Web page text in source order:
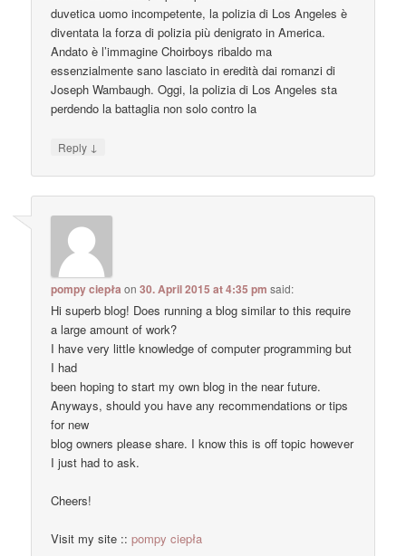
duvetica uomo incompetente, la polizia di Los Angeles è
diventata la forza di polizia più denigrato in America.
Andato è l’immagine Choirboys ribaldo ma
essenzialmente sano lasciato in eredità dai romanzi di
Joseph Wambaugh. Oggi, la polizia di Los Angeles sta
perdendo la battaglia non solo contro la
Reply ↓
pompy ciepła on30. April 2015 at 4:35 pm said:
Hi superb blog! Does running a blog similar to this require
a large amount of work?
I have very little knowledge of computer programming but
I had
been hoping to start my own blog in the near future.
Anyways, should you have any recommendations or tips
for new
blog owners please share. I know this is off topic however
I just had to ask.
Cheers!
Visit my site ::pompy ciepła